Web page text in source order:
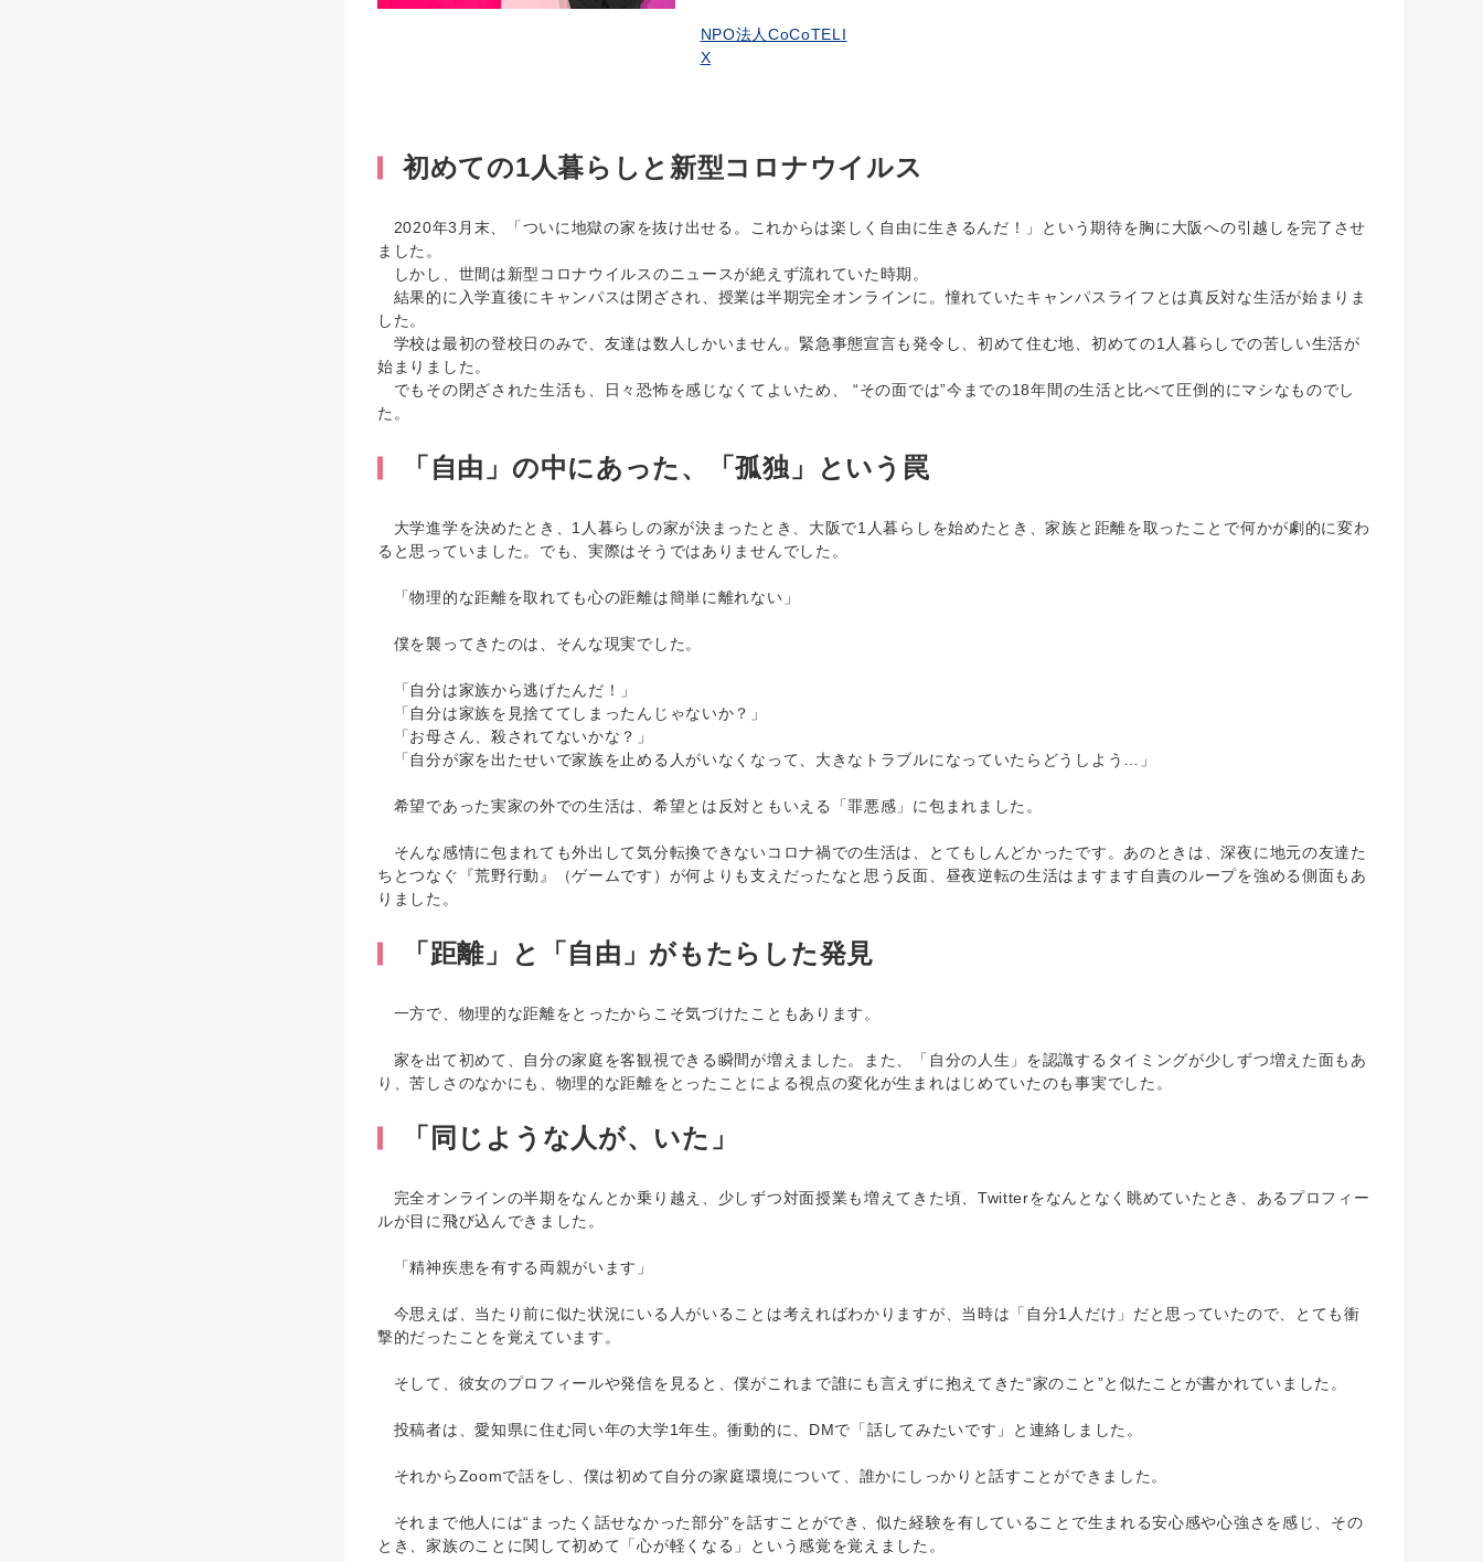
NPO法人CoCoTELI
X
初めての1人暮らしと新型コロナウイルス
2020年3月末、「ついに地獄の家を抜け出せる。これからは楽しく自由に生きるんだ！」という期待を胸に大阪への引越しを完了させ
ました。
しかし、世間は新型コロナウイルスのニュースが絶えず流れていた時期。
結果的に入学直後にキャンパスは閉ざされ、授業は半期完全オンラインに。憧れていたキャンパスライフとは真反対な生活が始まりま
した。
学校は最初の登校日のみで、友達は数人しかいません。緊急事態宣言も発令し、初めて住む地、初めての1人暮らしでの苦しい生活が
始まりました。
でもその閉ざされた生活も、日々恐怖を感じなくてよいため、 “その面では”今までの18年間の生活と比べて圧倒的にマシなものでし
た。
「自由」の中にあった、「孤独」という罠
大学進学を決めたとき、1人暮らしの家が決まったとき、大阪で1人暮らしを始めたとき、家族と距離を取ったことで何かが劇的に変わ
ると思っていました。でも、実際はそうではありませんでした。
「物理的な距離を取れても心の距離は簡単に離れない」
僕を襲ってきたのは、そんな現実でした。
「自分は家族から逃げたんだ！」
「自分は家族を見捨ててしまったんじゃないか？」
「お母さん、殺されてないかな？」
「自分が家を出たせいで家族を止める人がいなくなって、大きなトラブルになっていたらどうしよう…」
希望であった実家の外での生活は、希望とは反対ともいえる「罪悪感」に包まれました。
そんな感情に包まれても外出して気分転換できないコロナ禍での生活は、とてもしんどかったです。あのときは、深夜に地元の友達た
ちとつなぐ『荒野行動』（ゲームです）が何よりも支えだったなと思う反面、昼夜逆転の生活はますます自責のループを強める側面もあ
りました。
「距離」と「自由」がもたらした発見
一方で、物理的な距離をとったからこそ気づけたこともあります。
家を出て初めて、自分の家庭を客観視できる瞬間が増えました。また、「自分の人生」を認識するタイミングが少しずつ増えた面もあ
り、苦しさのなかにも、物理的な距離をとったことによる視点の変化が生まれはじめていたのも事実でした。
「同じような人が、いた」
完全オンラインの半期をなんとか乗り越え、少しずつ対面授業も増えてきた頃、Twitterをなんとなく眺めていたとき、あるプロフィー
ルが目に飛び込んできました。
「精神疾患を有する両親がいます」
今思えば、当たり前に似た状況にいる人がいることは考えればわかりますが、当時は「自分1人だけ」だと思っていたので、とても衝
撃的だったことを覚えています。
そして、彼女のプロフィールや発信を見ると、僕がこれまで誰にも言えずに抱えてきた“家のこと”と似たことが書かれていました。
投稿者は、愛知県に住む同い年の大学1年生。衝動的に、DMで「話してみたいです」と連絡しました。
それからZoomで話をし、僕は初めて自分の家庭環境について、誰かにしっかりと話すことができました。
それまで他人には“まったく話せなかった部分”を話すことができ、似た経験を有していることで生まれる安心感や心強さを感じ、その
とき、家族のことに関して初めて「心が軽くなる」という感覚を覚えました。